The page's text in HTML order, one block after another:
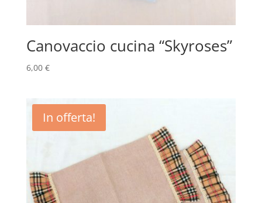
Canovaccio cucina “Skyroses”
6,00 €
In offerta!